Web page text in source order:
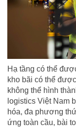
Hạ tầng có thể
kho bãi có thể
không thể hình
logistics Việt Nam
hóa, đa phương
ứng toàn cầu, bài